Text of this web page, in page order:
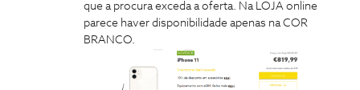
que a procura exceda a oferta. Na LOJA online
parece haver disponibilidade apenas na COR
BRANCO.